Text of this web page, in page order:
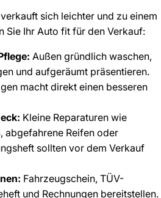
sich leichter und zu einem
Sie Ihr Auto fit für den Verkauf:
Außen gründlich waschen,
und aufgeräumt präsentieren.
macht direkt einen besseren
Kleine Reparaturen wie
abgefahrene Reifen oder
sollten vor dem Verkauf
Fahrzeugschein, TÜV-
und Rechnungen bereitstellen.